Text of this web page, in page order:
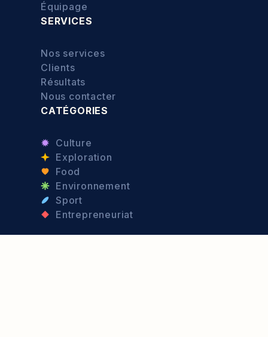
Équipage
SERVICES
Nos services
Clients
Résultats
Nous contacter
CATÉGORIES
Culture
Exploration
Food
Environnement
Sport
Entrepreneuriat